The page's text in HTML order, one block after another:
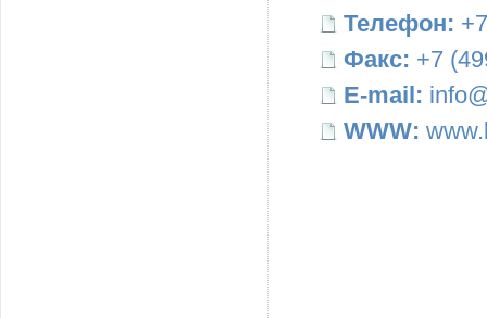
Телефон:
Факс: +7
E-mail:
WWW: